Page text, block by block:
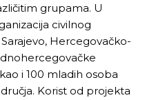
grupama. U
civilnog
Hercegovačko-
i 100 mladih osoba
Korist od projekta